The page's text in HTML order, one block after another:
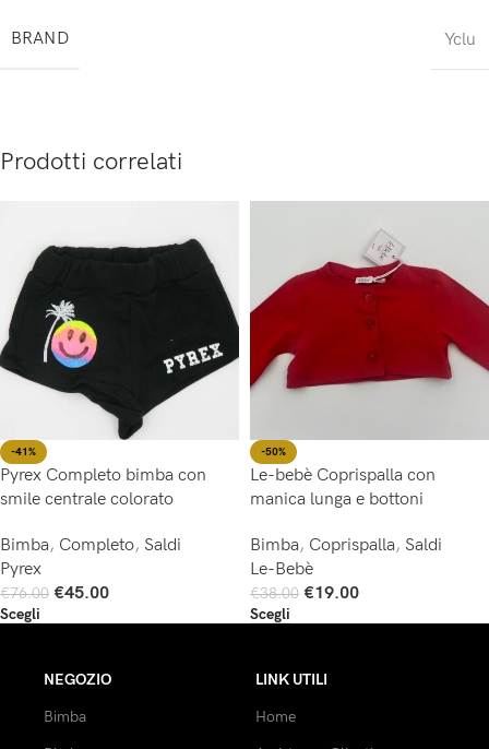
BRAND Yclu
Prodotti correlati
-41%
Pyrex Completo bimba con
smile centrale colorato
Bimba, Completo, Saldi
Pyrex
€76.00 €45.00
Scegli
-50%
Le-bebè Coprispalla con
manica lunga e bottoni
Bimba, Coprispalla, Saldi
Le-Bebè
€38.00 €19.00
Scegli
NEGOZIO
Bimba
LINK UTILI
Home